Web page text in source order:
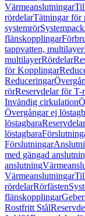
Värmeanslutningar
rördelarTätningar för
systemrör
flänskopplingar
tappvatten, multilayer
multilayerRördelar
för Kopplingar
Reduceringar
rörReservdelar för T-
Invändig cirkulation
Övergångar ej
löstagbara
löstagbara
Förslutningar
med gängad
anslutning
Värmeanslutningar
rördelarRörfästen
flänskopplingar
Rostfritt Stål